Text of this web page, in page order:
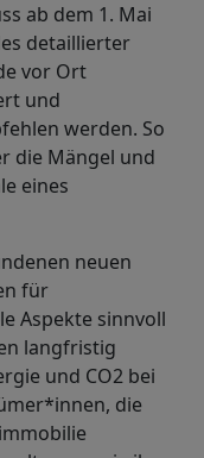
ab dem 1. Mai
detaillierter
vor Ort
und
werden. So
die Mängel und
eines
neuen
für
Aspekte sinnvoll
langfristig
und CO2 bei
die